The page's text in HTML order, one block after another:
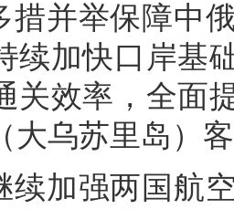
措并举保障中
续加快口岸基
关效率，全面
大乌苏里岛）
续加强两国航